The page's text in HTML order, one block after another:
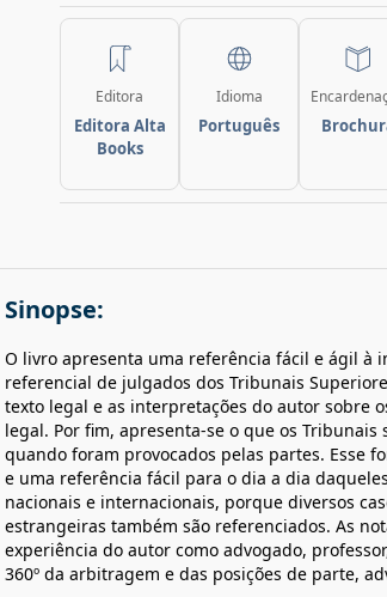
Editora
Editora Alta
Books
Idioma
Português
Sinopse:
O livro apresenta uma referência fácil e ágil à
referencial de julgados dos Tribunais
texto legal e as interpretações do autor sobre
legal. Por fim, apresenta-se o que os
quando foram provocados pelas partes. Esse
e uma referência fácil para o dia a dia
nacionais e internacionais, porque diversos
estrangeiras também são referenciados. As
experiência do autor como advogado,
360º da arbitragem e das posições de parte,